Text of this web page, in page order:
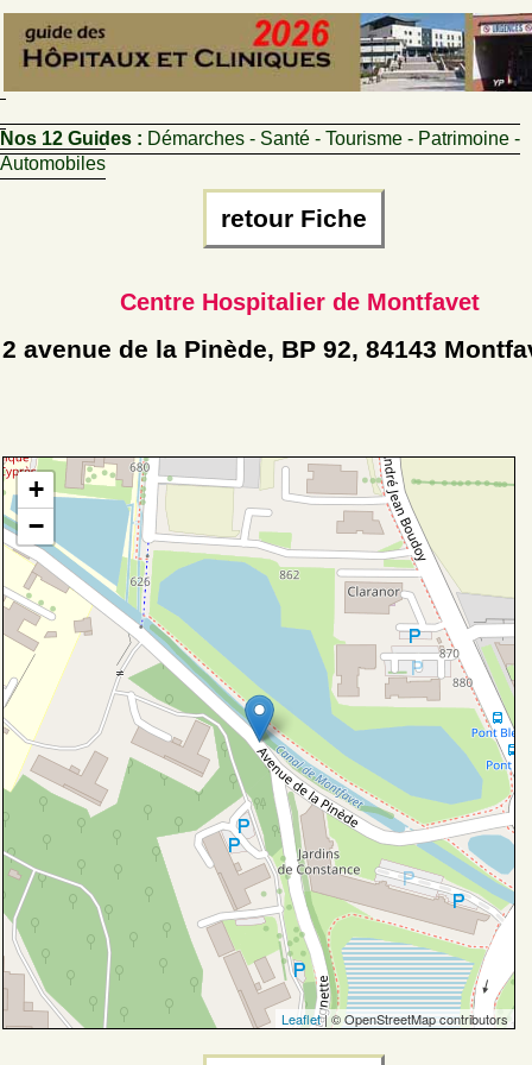
Nos 12 Guides : Démarches - Santé - Tourisme - Patrimoine -
Automobiles
retour Fiche
Centre Hospitalier de Montfavet
2 avenue de la Pinède, BP 92, 84143
+
−
Leaflet| © OpenStreetMap contributors